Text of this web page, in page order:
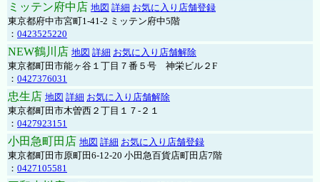
ミッテン府中店 地図 詳細 お気に入り店舗登録
東京都府中市宮町1-41-2 ミッテン府中5階
： 0423525220
NEW鶴川店 地図 詳細 お気に入り店舗解除
東京都町田市能ヶ谷１丁目７番５号 神栄ビル２F
： 0427376031
忠生店 地図 詳細 お気に入り店舗解除
東京都町田市木曽西２丁目１７-２１
： 0427923151
小田急町田店 地図 詳細 お気に入り店舗登録
東京都町田市原町田6-12-20 小田急百貨店町田店7階
： 0427105581